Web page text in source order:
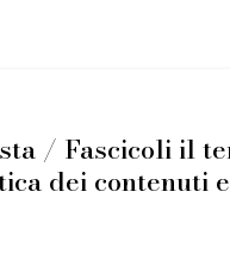
/ Fascicoli il
dei